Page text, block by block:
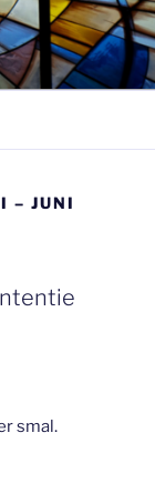
– JUNI
smal.